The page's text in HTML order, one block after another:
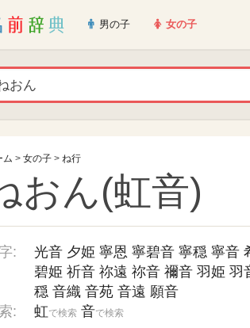
男の子 女の子
ム > 女の子 > ね行
おん(虹音)
: 光音 夕姫 寧恩 寧碧音 寧穏 寧音
碧姫 祈音 祢遠 祢音 禰音 羽姫 羽
穏 音織 音苑 音遠 願音
:
虹で検索 音で検索